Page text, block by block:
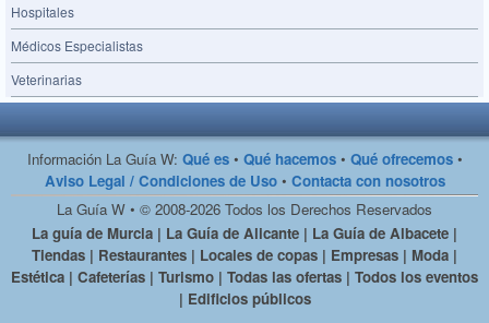
Hospitales
Médicos Especialistas
Veterinarias
Información La Guía W: Qué es• Qué hacemos• Qué ofrecemos•
Aviso Legal / Condiciones de Uso• Contacta con nosotros
La Guía W • © 2008-2026 Todos los Derechos Reservados
La guía de Murcia | La Guía de Alicante | La Guía de Albacete |
Tiendas | Restaurantes | Locales de copas | Empresas | Moda |
Estética | Cafeterías | Turismo | Todas las ofertas | Todos los eventos
| Edificios públicos